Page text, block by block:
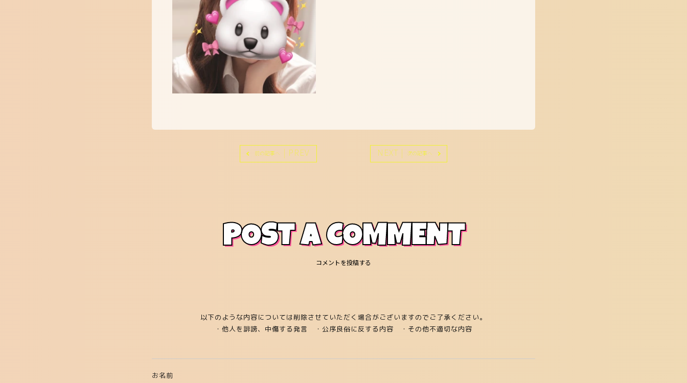
前の記事へ | PREV NEXT | 次の記事へ
POST A COMMENT
コメントを投稿する
以下のような内容については削除させていただく場合がございますのでご了承ください。
・他人を誹謗、中傷する発言
・公序良俗に反する内容 ・その他不適切な内容
お名前